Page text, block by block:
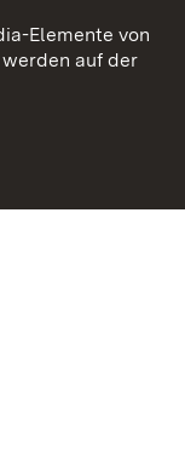
Elemente von
auf der